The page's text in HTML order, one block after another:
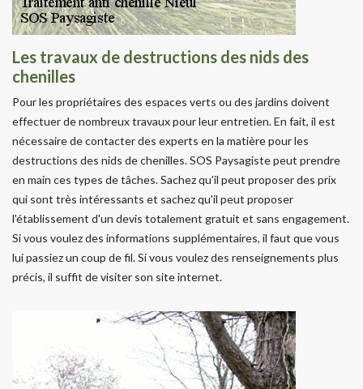
Les travaux de destructions des nids des
chenilles
Pour les propriétaires des espaces verts ou des jardins doivent
effectuer de nombreux travaux pour leur entretien. En fait, il est
nécessaire de contacter des experts en la matière pour les
destructions des nids de chenilles. SOS Paysagiste peut prendre
en main ces types de tâches. Sachez qu'il peut proposer des prix
qui sont très intéressants et sachez qu'il peut proposer
l'établissement d'un devis totalement gratuit et sans engagement.
Si vous voulez des informations supplémentaires, il faut que vous
lui passiez un coup de fil. Si vous voulez des renseignements plus
précis, il suffit de visiter son site internet.